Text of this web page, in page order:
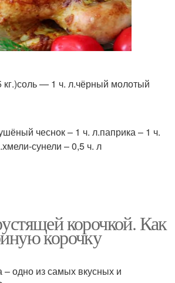
— 1 ч. л.чёрный молотый
чеснок – 1 ч. л.паприка – 1 ч.
сунели – 0,5 ч. л
корочкой. Как
корочку
– одно из самых вкусных и